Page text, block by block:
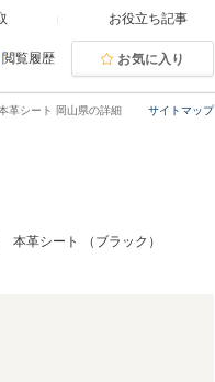
お役立ち記事
閲覧履歴 お気に入り
サイトマップ
革シート 岡山県の詳細
革シート （ブラック）